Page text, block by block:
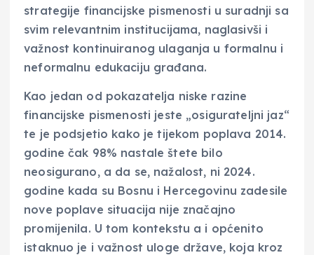
strategije financijske pismenosti u suradnji sa
svim relevantnim institucijama, naglasivši i
važnost kontinuiranog ulaganja u formalnu i
neformalnu edukaciju građana.
Kao jedan od pokazatelja niske razine
financijske pismenosti jeste „osigurateljni jaz“
te je podsjetio kako je tijekom poplava 2014.
godine čak 98% nastale štete bilo
neosigurano, a da se, nažalost, ni 2024.
godine kada su Bosnu i Hercegovinu zadesile
nove poplave situacija nije značajno
promijenila. U tom kontekstu a i općenito
istaknuo je i važnost uloge države, koja kroz